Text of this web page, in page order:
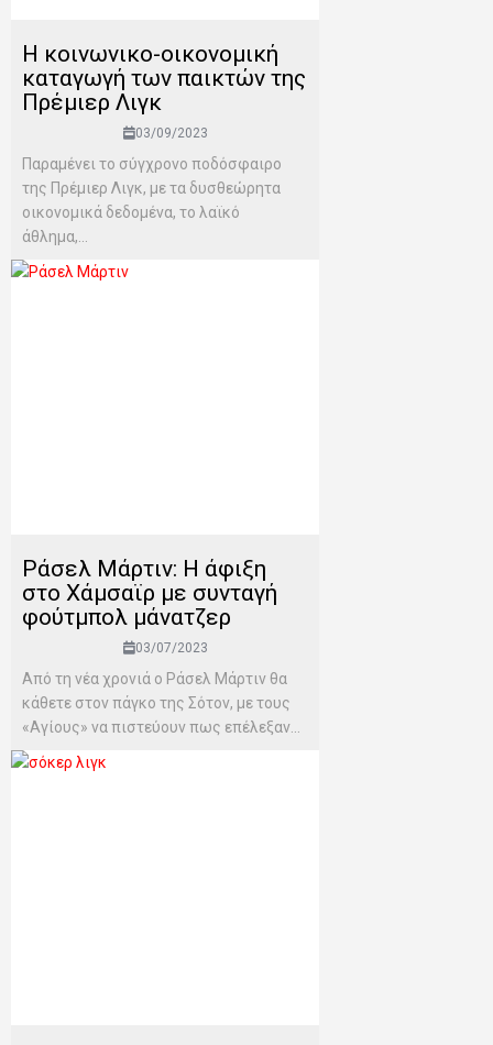
Η κοινωνικο-οικονομική
καταγωγή των παικτών της
Πρέμιερ Λιγκ
03/09/2023
Παραμένει το σύγχρονο ποδόσφαιρο
της Πρέμιερ Λιγκ, με τα δυσθεώρητα
οικονομικά δεδομένα, το λαϊκό
άθλημα,...
Ράσελ Μάρτιν: Η άφιξη
στο Χάμσαϊρ με συνταγή
φούτμπολ μάνατζερ
03/07/2023
Από τη νέα χρονιά ο Ράσελ Μάρτιν θα
κάθετε στον πάγκο της Σότον, με τους
«Αγίους» να πιστεύουν πως επέλεξαν...